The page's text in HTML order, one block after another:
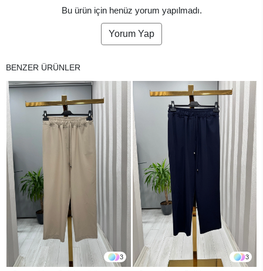
Bu ürün için henüz yorum yapılmadı.
Yorum Yap
BENZER ÜRÜNLER
3 3